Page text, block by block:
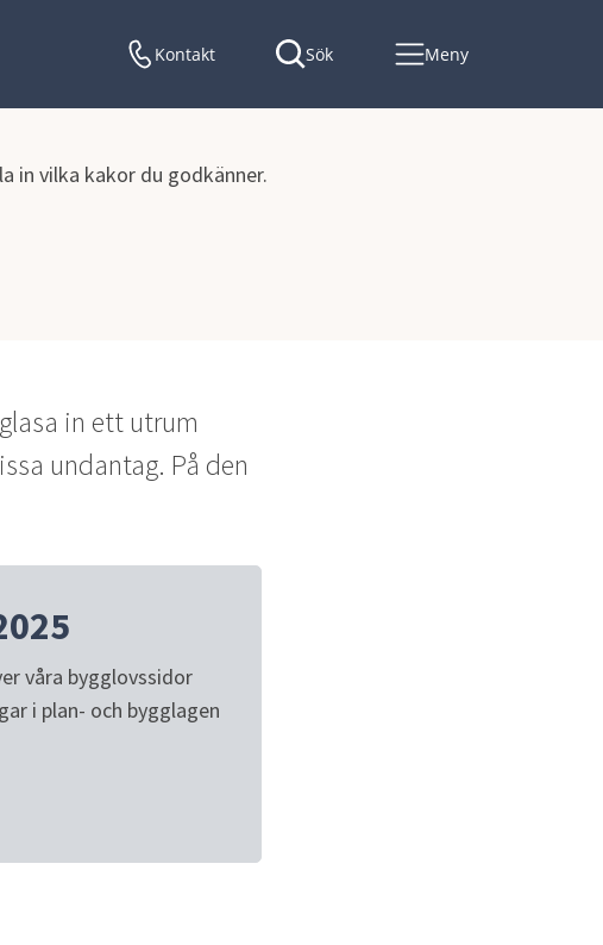
in vilka kakor du godkänner.
Kontakt Sök Meny
in ett utrum
undantag. På den
våra bygglovssidor
i plan- och bygglagen